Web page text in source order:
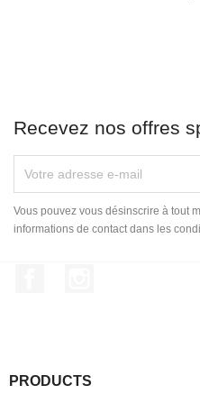
Recevez nos offres
Vous pouvez vous désinscrire à tout
informations de contact dans les
PRODUCTS